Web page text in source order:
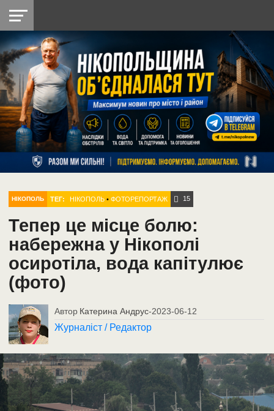
НІКОПОЛЬ
РАЙОН
СІЧЕСЛАВСЬКА
УКРАЇНА
РЕТРО
НІКОПОЛЬ
ЛАЙТ
УКРАЇНА
ДОПОМОГА
РАДІО
НІКОПОЛЬ ТЕГ: НІКОПОЛЬ •ФОТОРЕПОРТАЖ 15
Тепер це місце болю:
набережна у Нікополі
осиротіла, вода капітулює
(фото)
Автор Катерина Андрус-2023-06-12
Журналіст / Редактор